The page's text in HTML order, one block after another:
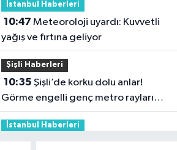
İstanbul Haberleri
10:47
yağış ve fırtına geliyor
Şişli Haberleri
10:35
Görme engelli genç metro raylarına
düştü
İstanbul Haberleri